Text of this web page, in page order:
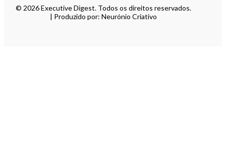
© 2026 Executive Digest. Todos os direitos reservados.
| Produzido por: Neurónio Criativo